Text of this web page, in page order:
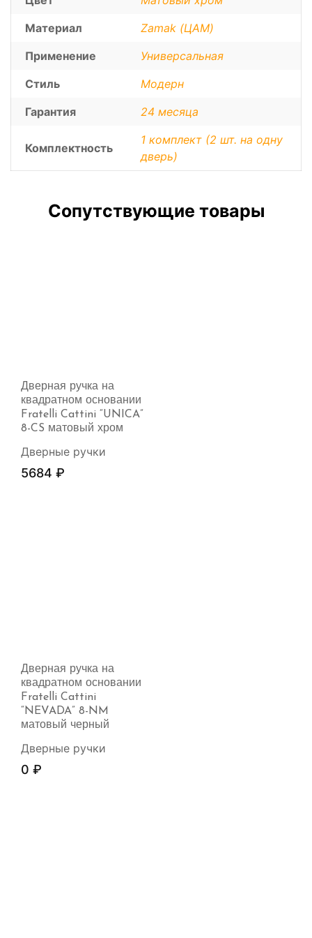
Материал
Zamak (ЦАМ)
Применение
Универсальная
Стиль
Модерн
Гарантия
24 месяца
Комплектность
1 комплект (2 шт. на одну
дверь)
Сопутствующие товары
Дверная ручка на
квадратном основании
Fratelli Cattini “UNICA”
8-CS матовый хром
Дверные ручки
5684 ₽
Дверная ручка на
квадратном основании
Fratelli Cattini
“NEVADA” 8-NM
матовый черный
Дверные ручки
0 ₽